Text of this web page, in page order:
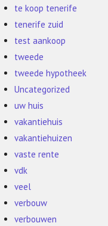
te koop tenerife
tenerife zuid
test aankoop
tweede
tweede hypotheek
Uncategorized
uw huis
vakantiehuis
vakantiehuizen
vaste rente
vdk
veel
verbouw
verbouwen